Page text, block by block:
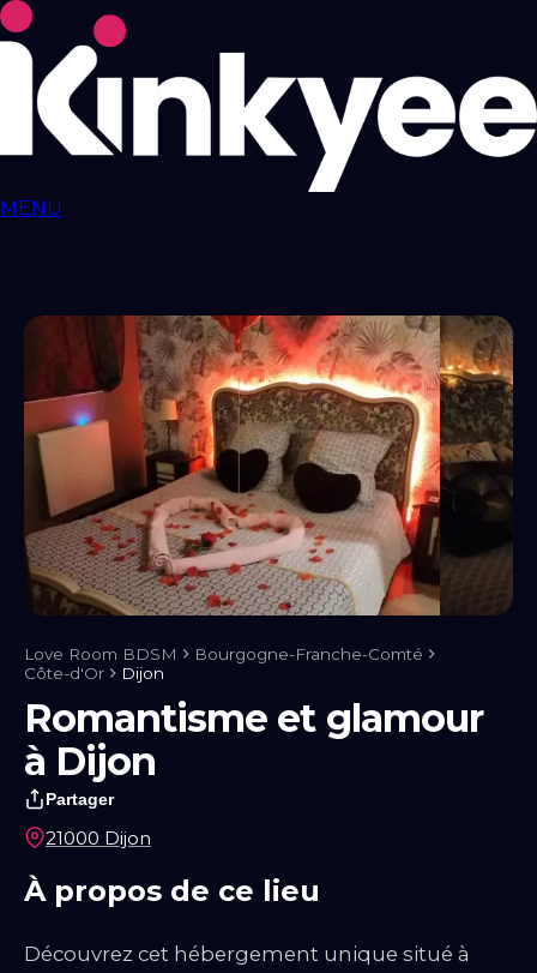
MENU
FranceNormandieNouvelle-AquitaineOccitaniePays-de-
Provence-Alpes-Côte-d'Azur
RESSOURCES
LIBERTINAGE
Club
LibertinNousLibDominationMaîtresse Dominatrice Petite
Amie Virtuelle
Candy AI
MON COMPTE
ConnexionTableau de bord
ANNONCER SUR KINKYEE
Ajouter son hébergement coquin
Notre blog
Guides & ConseilsIA sexuelleKink & Fantasmes
du BDSMRencontre & LibertinageEscapade Coquine
Suivez-nous
Love Room BDSM
Bourgogne-Franche-Comté
Côte-d'Or
Dijon
Romantisme et glamour
à Dijon
Partager
21000 Dijon
À propos de ce lieu
Découvrez cet hébergement unique situé à